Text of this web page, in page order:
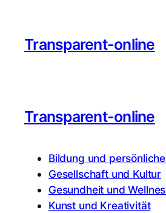
Transparent-online
Transparent-online
Bildung und
Gesellschaft und Kultur
Gesundheit und
Kunst und Kreativität